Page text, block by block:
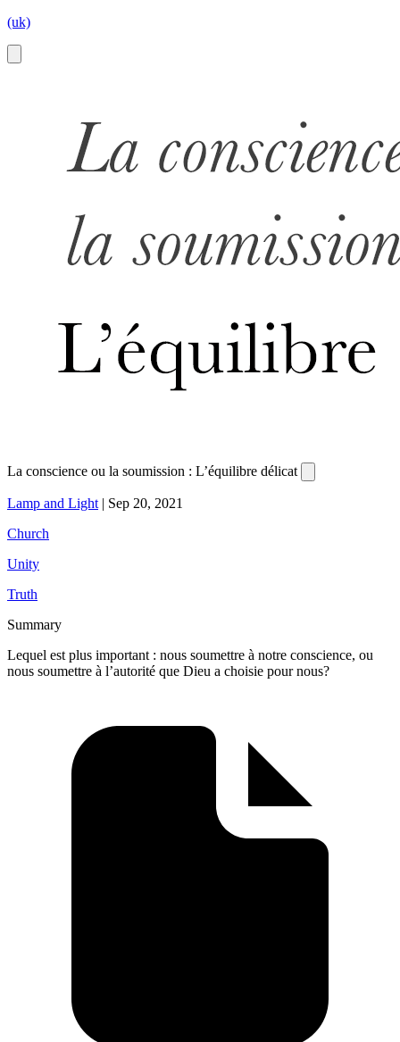
(uk)
La conscience ou la soumission : L’équilibre délicat
Lamp and Light | Sep 20, 2021
Church
Unity
Truth
Summary
Lequel est plus important : nous soumettre à notre conscience, ou
nous soumettre à l’autorité que Dieu a choisie pour nous?